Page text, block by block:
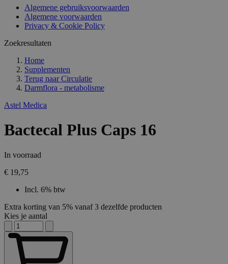
Algemene gebruiksvoorwaarden
Algemene voorwaarden
Privacy & Cookie Policy
Zoekresultaten
Home
Supplementen
Terug naar Circulatie
Darmflora - metabolisme
Astel Medica
Bactecal Plus Caps 16
In voorraad
€ 19,75
Incl. 6% btw
Extra korting van 5% vanaf 3 dezelfde producten
Kies je aantal